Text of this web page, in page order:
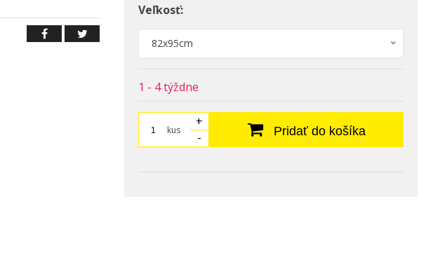
Veľkosť:
82x95cm
1 - 4 týždne
kus
+
-
Pridať do košíka